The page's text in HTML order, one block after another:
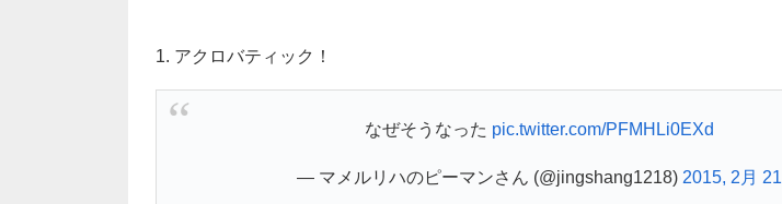
1. アクロバティック！
なぜそうなった pic.twitter.com/PFMHLi0EXd
— マメルリハのピーマンさん (@jingshang1218) 2015, 2月 21